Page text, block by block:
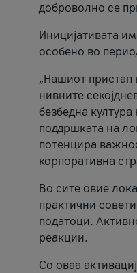
доброволно се
Иницијативата
особено во
„Нашиот пристап
нивните
безбедна
поддршката на
потенцира
корпоративна
Во сите овие
практични
податоци.
реакции.
Со оваа